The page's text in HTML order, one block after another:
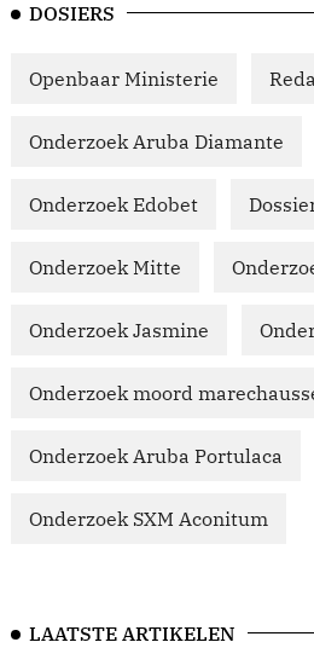
DOSIERS
Openbaar Ministerie
Onderzoek Aruba Diamante
Onderzoek Edobet
Onderzoek Mitte
Onderzoek Jasmine
Onderzoek moord
Onderzoek Aruba Portulaca
Onderzoek SXM Aconitum
LAATSTE ARTIKELEN